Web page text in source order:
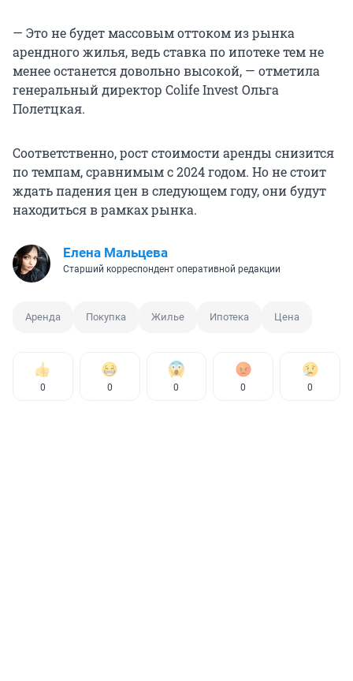
— Это не будет массовым оттоком из рынка
арендного жилья, ведь ставка по ипотеке тем не
менее останется довольно высокой, — отметила
генеральный директор Colife Invest Ольга
Полетцкая.
Соответственно, рост стоимости аренды снизится
по темпам, сравнимым с 2024 годом. Но не стоит
ждать падения цен в следующем году, они будут
находиться в рамках рынка.
Елена Мальцева
Старший корреспондент оперативной редакции
Аренда Покупка Жилье Ипотека Цена
0 0 0 0 0